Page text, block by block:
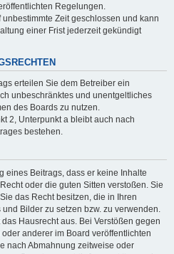
Regelungen.
Zeit geschlossen und kann
einer Frist jederzeit gekündigt
erteilen Sie dem Betreiber ein
unbeschränktes und unentgeltliches
des Boards zu nutzen.
2, Unterpunkt a bleibt auch nach
bestehen.
eines Beitrags, dass er keine Inhalte
oder die guten Sitten verstoßen. Sie
das Recht besitzen, die in Ihren
Bilder zu setzen bzw. zu verwenden.
Hausrecht aus. Bei Verstößen gegen
anderer im Board veröffentlichten
nach Abmahnung zeitweise oder